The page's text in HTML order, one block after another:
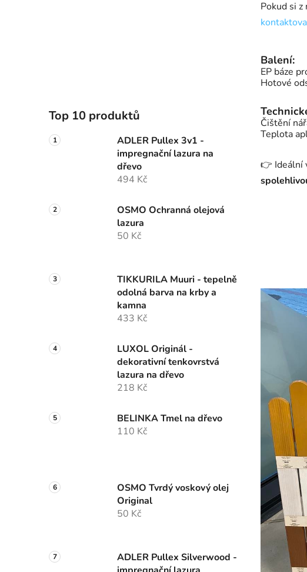
Top 10 produktů
ADLER Pullex 3v1 -
impregnační lazura na
dřevo
494 Kč
OSMO Ochranná olejová
lazura
50 Kč
TIKKURILA Muuri - tepelně
odolná barva na krby a
kamna
433 Kč
LUXOL Originál -
dekorativní tenkovrstvá
lazura na dřevo
218 Kč
BELINKA Tmel na dřevo
110 Kč
OSMO Tvrdý voskový olej
Original
50 Kč
ADLER Pullex Silverwood -
Pokud si
Balení:
EP báze
Hotové
Čištění
Teplota
👉 Ideální